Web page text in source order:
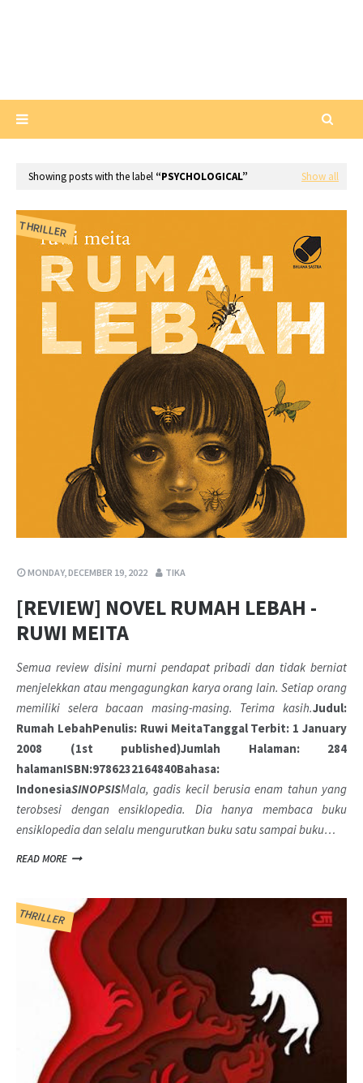
Showing posts with the label PSYCHOLOGICAL Show all
THRILLER
MONDAY, DECEMBER 19, 2022 TIKA
[REVIEW] NOVEL RUMAH LEBAH -
RUWI MEITA
Semua review disini murni pendapat pribadi dan tidak berniat
menjelekkan atau mengagungkan karya orang lain. Setiap orang
memiliki selera bacaan masing-masing. Terima kasih.Judul:
Rumah LebahPenulis: Ruwi MeitaTanggal Terbit: 1 January
2008 (1st published)Jumlah Halaman: 284
halamanISBN:9786232164840Bahasa:
IndonesiaSINOPSISMala, gadis kecil berusia enam tahun yang
terobsesi dengan ensiklopedia. Dia hanya membaca buku
ensiklopedia dan selalu mengurutkan buku satu sampai buku…
READ MORE
THRILLER